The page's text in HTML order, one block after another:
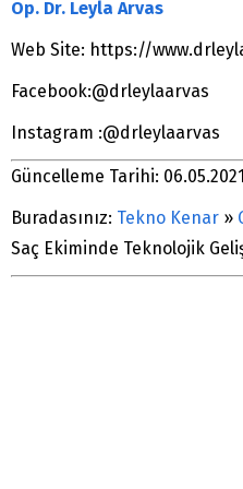
Op. Dr. Leyla Arvas
Web Site: https://
Facebook:@drleylaarvas
Instagram :@drleylaarvas
Güncelleme Tarihi:
Buradasınız: Tekno Kenar »
Saç Ekiminde Teknolojik